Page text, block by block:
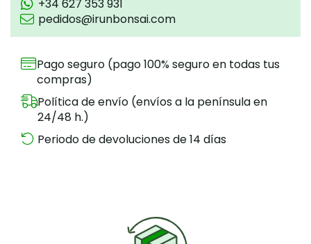
+34 627 353 931
pedidos@irunbonsai.com
Pago seguro (pago 100% seguro en todas tus
compras)
Política de envío (envíos a la península en
24/48 h.)
Periodo de devoluciones de 14 días